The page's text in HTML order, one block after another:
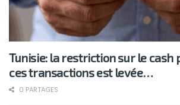
Tunisie: la restriction sur le cash
ces transactions est levée…
0 PARTAGES